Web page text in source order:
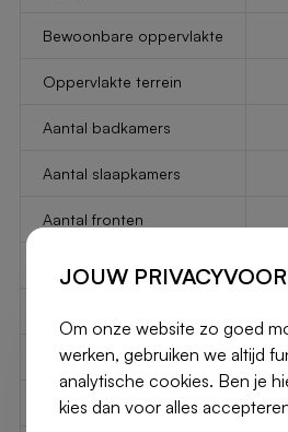
Bewoonbare oppervlakte
Oppervlakte terrein
Aantal badkamers
Aantal slaapkamers
Aantal fronten
Gemeubileerd
Tuin
Parkeerplaatsen
JOUW
Om onze website zo goed
werken, gebruiken we altijd
analytische cookies. Ben je
kies dan voor alles